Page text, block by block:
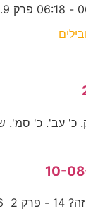
- 06:05 מבזק. כ' עב'.